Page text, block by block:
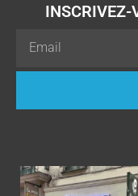
INSCRIVEZ-